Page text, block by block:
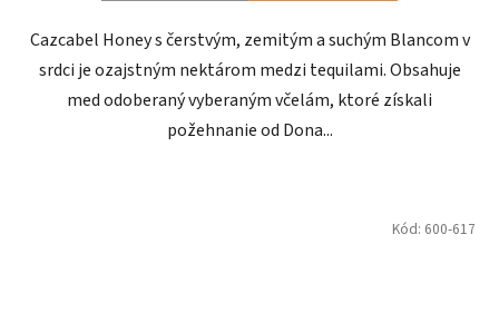
Cazcabel Honey s čerstvým, zemitým a suchým Blancom v
srdci je ozajstným nektárom medzi tequilami. Obsahuje
med odoberaný vyberaným včelám, ktoré získali
požehnanie od Dona...
Kód: 600-617